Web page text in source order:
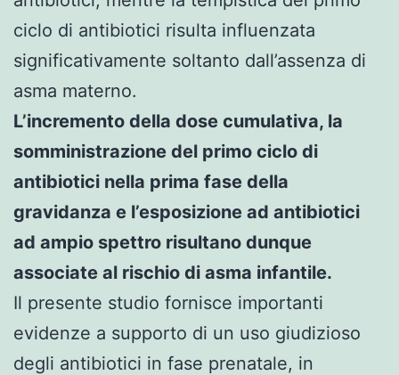
ciclo di antibiotici risulta influenzata
significativamente soltanto dall’assenza di
asma materno.
L’incremento della dose cumulativa, la
somministrazione del primo ciclo di
antibiotici nella prima fase della
gravidanza e l’esposizione ad antibiotici
ad ampio spettro risultano dunque
associate al rischio di asma infantile.
Il presente studio fornisce importanti
evidenze a supporto di un uso giudizioso
degli antibiotici in fase prenatale, in